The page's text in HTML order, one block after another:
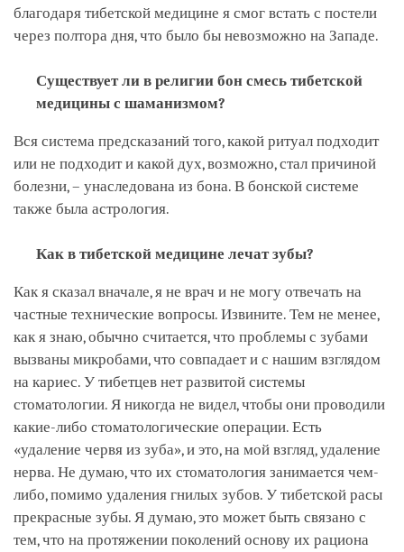
благодаря тибетской медицине я смог встать с постели
через полтора дня, что было бы невозможно на Западе.
Существует ли в религии бон смесь тибетской
медицины с шаманизмом?
Вся система предсказаний того, какой ритуал подходит
или не подходит и какой дух, возможно, стал причиной
болезни, – унаследована из бона. В бонской системе
также была астрология.
Как в тибетской медицине лечат зубы?
Как я сказал вначале, я не врач и не могу отвечать на
частные технические вопросы. Извините. Тем не менее,
как я знаю, обычно считается, что проблемы с зубами
вызваны микробами, что совпадает и с нашим взглядом
на кариес. У тибетцев нет развитой системы
стоматологии. Я никогда не видел, чтобы они проводили
какие-либо стоматологические операции. Есть
«удаление червя из зуба», и это, на мой взгляд, удаление
нерва. Не думаю, что их стоматология занимается чем-
либо, помимо удаления гнилых зубов. У тибетской расы
прекрасные зубы. Я думаю, это может быть связано с
тем, что на протяжении поколений основу их рациона